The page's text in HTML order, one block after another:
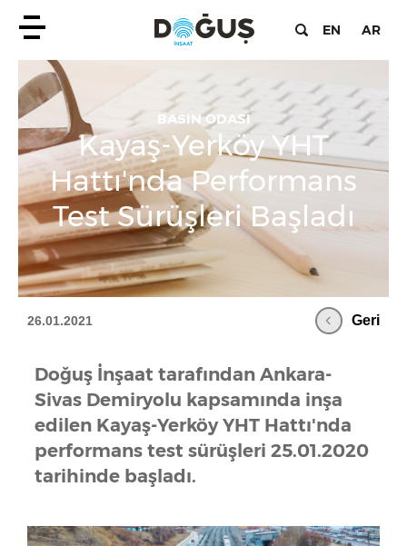
EN AR
BASIN ODASI
Kayaş-Yerköy YHT
Hattı'nda Performans
Test Sürüşleri Başladı
26.01.2021 Geri
Doğuş İnşaat tarafından Ankara-
Sivas Demiryolu kapsamında inşa
edilen Kayaş-Yerköy YHT Hattı'nda
performans test sürüşleri 25.01.2020
tarihinde başladı.